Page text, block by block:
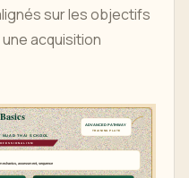
sur les objectifs
acquisition